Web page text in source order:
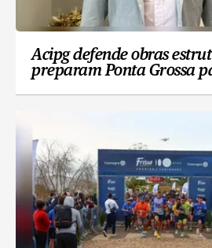
Acipg defende obras
preparam Ponta Grossa